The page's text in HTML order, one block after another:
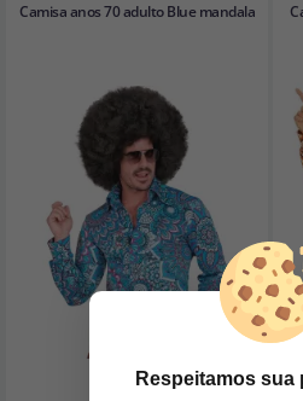
Camisa anos 70 adulto Blue mandala
Respeitamos sua